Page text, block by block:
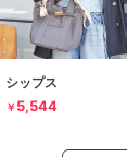
シップス
￥ 5,544